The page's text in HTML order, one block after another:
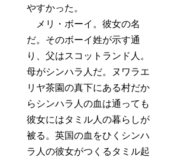
やすかった。
メリ・ボーイ。彼女の名
だ。そのボーイ姓が示す通
り、父はスコットランド人。
母がシンハラ人だ。ヌワラエ
リヤ茶園の真下にある村だか
らシンハラ人の血は通っても
彼女にはタミル人の暮らしが
被る。英国の血をひくシンハ
ラ人の彼女がつくるタミル起